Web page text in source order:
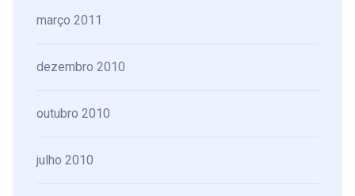
março 2011
dezembro 2010
outubro 2010
julho 2010